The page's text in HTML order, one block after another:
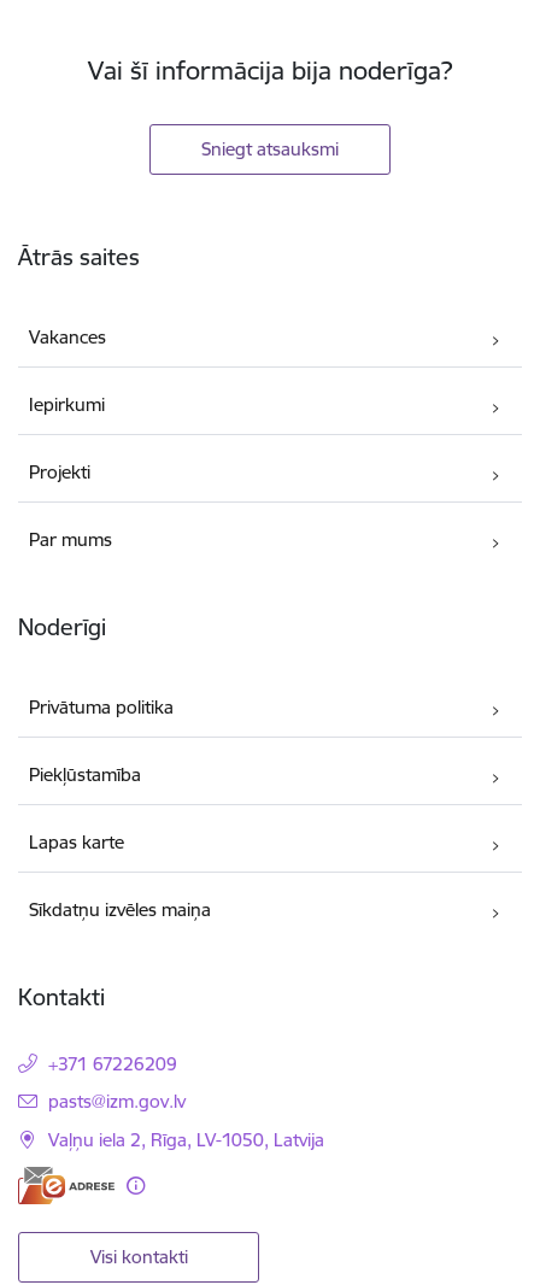
Vai šī informācija bija noderīga?
Sniegt atsauksmi
Ātrās saites
Vakances
Iepirkumi
Projekti
Par mums
Noderīgi
Privātuma politika
Piekļūstamība
Lapas karte
Sīkdatņu izvēles maiņa
Kontakti
+371 67226209
E-pasts:
pasts@izm.gov.lv
Vaļņu iela 2, Rīga, LV-1050, Latvija
Visi kontakti